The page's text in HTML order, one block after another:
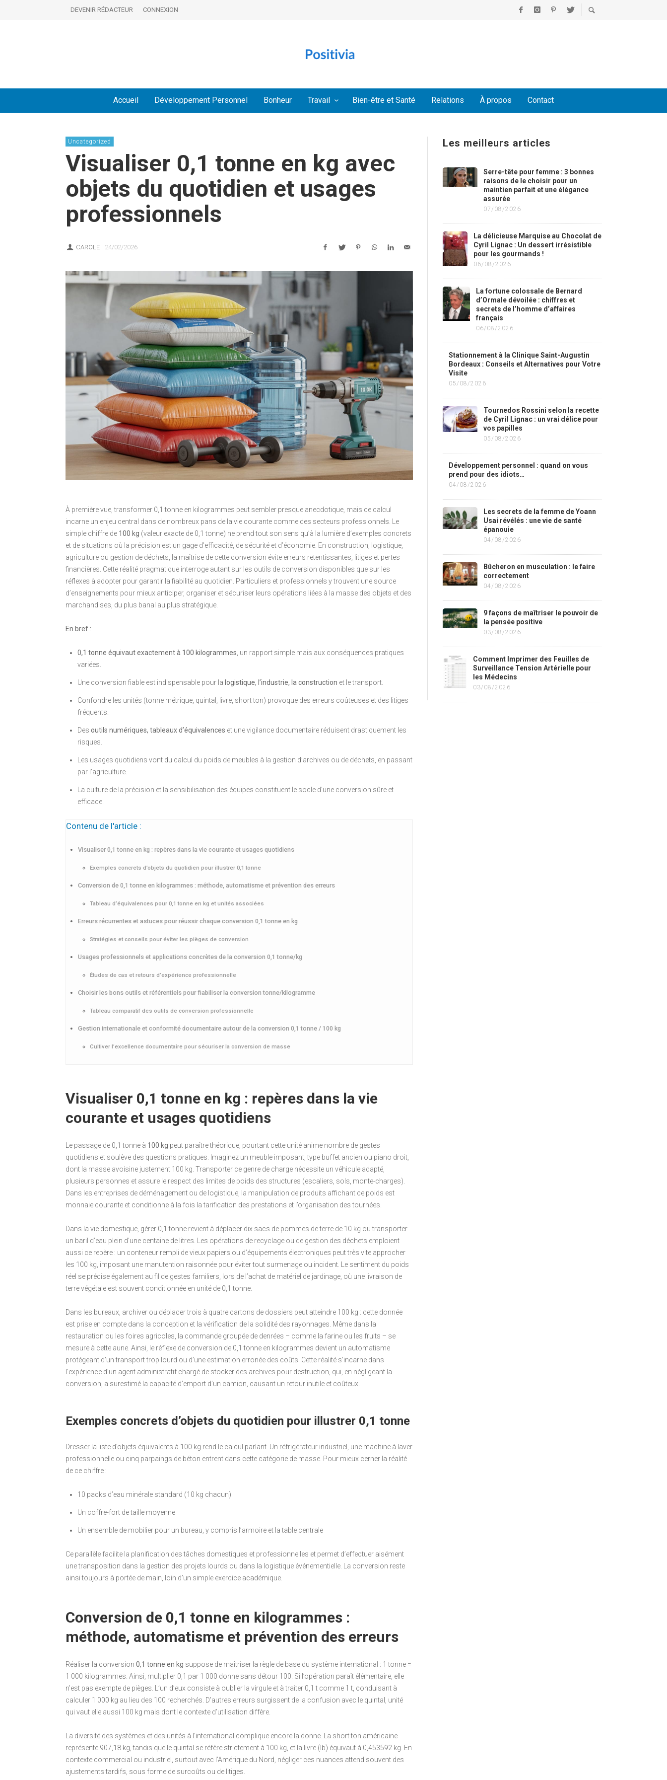
DEVENIR RÉDACTEUR CONNEXION
Accueil Développement Personnel Bonheur Travail Bien-être et Santé Relations À propos Contact
Uncategorized
Visualiser 0,1 tonne en kg avec
objets du quotidien et usages
professionnels
CAROLE 24/02/2026
À première vue, transformer 0,1 tonne en kilogrammes peut sembler presque anecdotique, mais ce calcul
incarne un enjeu central dans de nombreux pans de la vie courante comme des secteurs professionnels. Le
simple chiffre de 100 kg (valeur exacte de 0,1 tonne) ne prend tout son sens qu’à la lumière d’exemples concrets
et de situations où la précision est un gage d’efficacité, de sécurité et d’économie. En construction, logistique,
agriculture ou gestion de déchets, la maîtrise de cette conversion évite erreurs retentissantes, litiges et pertes
financières. Cette réalité pragmatique interroge autant sur les outils de conversion disponibles que sur les
réflexes à adopter pour garantir la fiabilité au quotidien. Particuliers et professionnels y trouvent une source
d’enseignements pour mieux anticiper, organiser et sécuriser leurs opérations liées à la masse des objets et des
marchandises, du plus banal au plus stratégique.
En bref :
0,1 tonne équivaut exactement à 100 kilogrammes , un rapport simple mais aux conséquences pratiques
variées.
Une conversion fiable est indispensable pour la logistique, l’industrie, la construction et le transport.
Confondre les unités (tonne métrique, quintal, livre, short ton) provoque des erreurs coûteuses et des litiges
fréquents.
Des outils numériques, tableaux d’équivalences et une vigilance documentaire réduisent drastiquement les
risques.
Les usages quotidiens vont du calcul du poids de meubles à la gestion d’archives ou de déchets, en passant
par l’agriculture.
La culture de la précision et la sensibilisation des équipes constituent le socle d’une conversion sûre et
efficace.
Contenu de l'article :
Visualiser 0,1 tonne en kg : repères dans la vie courante et usages quotidiens
Exemples concrets d’objets du quotidien pour illustrer 0,1 tonne
Conversion de 0,1 tonne en kilogrammes : méthode, automatisme et prévention des erreurs
Tableau d’équivalences pour 0,1 tonne en kg et unités associées
Erreurs récurrentes et astuces pour réussir chaque conversion 0,1 tonne en kg
Stratégies et conseils pour éviter les pièges de conversion
Usages professionnels et applications concrètes de la conversion 0,1 tonne/kg
Études de cas et retours d’expérience professionnelle
Choisir les bons outils et référentiels pour fiabiliser la conversion tonne/kilogramme
Tableau comparatif des outils de conversion professionnelle
Gestion internationale et conformité documentaire autour de la conversion 0,1 tonne / 100 kg
Cultiver l’excellence documentaire pour sécuriser la conversion de masse
Visualiser 0,1 tonne en kg : repères dans la vie
courante et usages quotidiens
Le passage de 0,1 tonne à 100 kg peut paraître théorique, pourtant cette unité anime nombre de gestes
quotidiens et soulève des questions pratiques. Imaginez un meuble imposant, type buffet ancien ou piano droit,
dont la masse avoisine justement 100 kg. Transporter ce genre de charge nécessite un véhicule adapté,
plusieurs personnes et assure le respect des limites de poids des structures (escaliers, sols, monte-charges).
Dans les entreprises de déménagement ou de logistique, la manipulation de produits affichant ce poids est
monnaie courante et conditionne à la fois la tarification des prestations et l’organisation des tournées.
Dans la vie domestique, gérer 0,1 tonne revient à déplacer dix sacs de pommes de terre de 10 kg ou transporter
un baril d’eau plein d’une centaine de litres. Les opérations de recyclage ou de gestion des déchets emploient
aussi ce repère : un conteneur rempli de vieux papiers ou d’équipements électroniques peut très vite approcher
les 100 kg, imposant une manutention raisonnée pour éviter tout surmenage ou incident. Le sentiment du poids
réel se précise également au fil de gestes familiers, lors de l’achat de matériel de jardinage, où une livraison de
terre végétale est souvent conditionnée en unité de 0,1 tonne.
Dans les bureaux, archiver ou déplacer trois à quatre cartons de dossiers peut atteindre 100 kg : cette donnée
est prise en compte dans la conception et la vérification de la solidité des rayonnages. Même dans la
restauration ou les foires agricoles, la commande groupée de denrées – comme la farine ou les fruits – se
mesure à cette aune. Ainsi, le réflexe de conversion de 0,1 tonne en kilogrammes devient un automatisme
protégeant d’un transport trop lourd ou d’une estimation erronée des coûts. Cette réalité s’incarne dans
l’expérience d’un agent administratif chargé de stocker des archives pour destruction, qui, en négligeant la
conversion, a surestimé la capacité d’emport d’un camion, causant un retour inutile et coûteux.
Exemples concrets d’objets du quotidien pour illustrer 0,1 tonne
Dresser la liste d’objets équivalents à 100 kg rend le calcul parlant. Un réfrigérateur industriel, une machine à laver
professionnelle ou cinq parpaings de béton entrent dans cette catégorie de masse. Pour mieux cerner la réalité
de ce chiffre :
10 packs d’eau minérale standard (10 kg chacun)
Un coffre-fort de taille moyenne
Un ensemble de mobilier pour un bureau, y compris l’armoire et la table centrale
Ce parallèle facilite la planification des tâches domestiques et professionnelles et permet d’effectuer aisément
une transposition dans la gestion des projets lourds ou dans la logistique événementielle. La conversion reste
ainsi toujours à portée de main, loin d’un simple exercice académique.
Conversion de 0,1 tonne en kilogrammes :
méthode, automatisme et prévention des erreurs
Réaliser la conversion 0,1 tonne en kg suppose de maîtriser la règle de base du système international : 1 tonne =
1 000 kilogrammes. Ainsi, multiplier 0,1 par 1 000 donne sans détour 100. Si l’opération paraît élémentaire, elle
n’est pas exempte de pièges. L’un d’eux consiste à oublier la virgule et à traiter 0,1 t comme 1 t, conduisant à
calculer 1 000 kg au lieu des 100 recherchés. D’autres erreurs surgissent de la confusion avec le quintal, unité
qui vaut elle aussi 100 kg mais dont le contexte d’utilisation diffère.
La diversité des systèmes et des unités à l’international complique encore la donne. La short ton américaine
représente 907,18 kg, tandis que le quintal se réfère strictement à 100 kg, et la livre (lb) équivaut à 0,453592 kg. En
contexte commercial ou industriel, surtout avec l’Amérique du Nord, négliger ces nuances attend souvent des
ajustements tardifs, sous forme de surcoûts ou de litiges.
Les meilleurs articles
Serre-tête pour femme : 3 bonnes
raisons de le choisir pour un
maintien parfait et une élégance
assurée
07/08/2026
La délicieuse Marquise au Chocolat de
Cyril Lignac : Un dessert irrésistible
pour les gourmands !
06/08/2026
La fortune colossale de Bernard
d’Ormale dévoilée : chiffres et
secrets de l’homme d’affaires
français
06/08/2026
Stationnement à la Clinique Saint-Augustin
Bordeaux : Conseils et Alternatives pour Votre
Visite
05/08/2026
Tournedos Rossini selon la recette
de Cyril Lignac : un vrai délice pour
vos papilles
05/08/2026
Développement personnel : quand on vous
prend pour des idiots…
04/08/2026
Les secrets de la femme de Yoann
Usai révélés : une vie de santé
épanouie
04/08/2026
Bûcheron en musculation : le faire
correctement
04/08/2026
9 façons de maîtriser le pouvoir de
la pensée positive
03/08/2026
Comment Imprimer des Feuilles de
Surveillance Tension Artérielle pour
les Médecins
03/08/2026